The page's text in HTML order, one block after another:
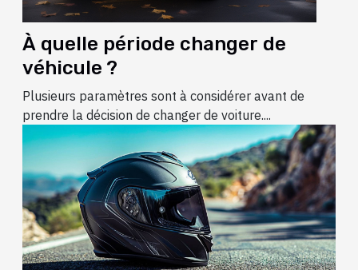
À quelle période changer de
véhicule ?
Plusieurs paramètres sont à considérer avant de
prendre la décision de changer de voiture....